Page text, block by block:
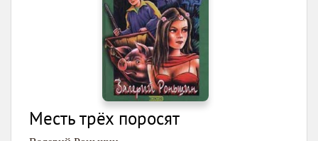
Месть трёх поросят